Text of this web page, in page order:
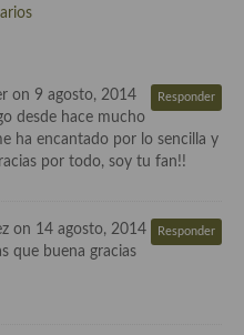
on 9 agosto, 2014 Responder
desde hace mucho
ha encantado por lo sencilla y
por todo, soy tu fan!!
on 14 agosto, 2014 Responder
que buena gracias